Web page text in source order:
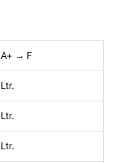
A+ → F
Ltr.
Ltr.
Ltr.